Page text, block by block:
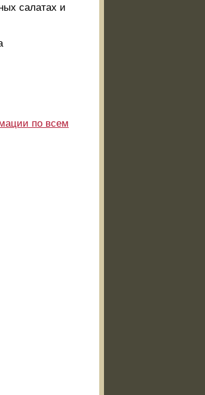
салатах и
по всем